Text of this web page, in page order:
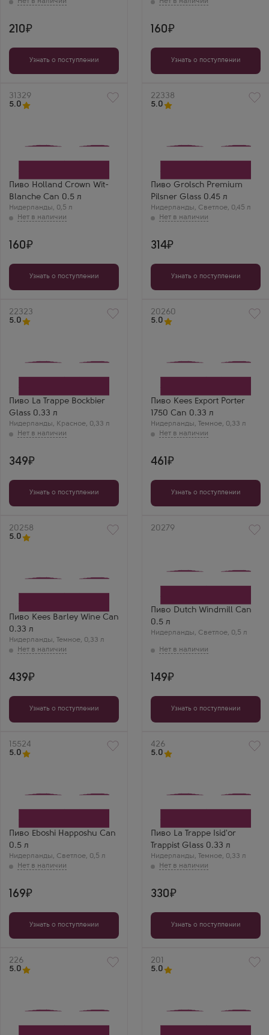
210
Узнать о поступлении
160
Узнать о поступлении
Артикул
31329
5.0
Пиво Holland Crown Wit-
Blanche Can 0.5 л
Нидерланды, 0,5 л
160
Узнать о поступлении
Артикул
22338
5.0
Пиво Grolsch Premium
Pilsner Glass 0.45 л
Нидерланды, Светлое, 0,45 л
314
Узнать о поступлении
Артикул
22323
5.0
Пиво La Trappe Bockbier
Glass 0.33 л
Нидерланды, Красное, 0,33 л
349
Узнать о поступлении
Артикул
20260
5.0
Пиво Kees Export Porter
1750 Can 0.33 л
Нидерланды, Темное, 0,33 л
461
Узнать о поступлении
Артикул
20258
5.0
Пиво Kees Barley Wine Can
0.33 л
Нидерланды, Темное, 0,33 л
439
Узнать о поступлении
Артикул
20279
Пиво Dutch Windmill Can
0.5 л
Нидерланды, Светлое, 0,5 л
149
Узнать о поступлении
Артикул
15524
5.0
Пиво Eboshi Happoshu Can
0.5 л
Нидерланды, Светлое, 0,5 л
169
Узнать о поступлении
Артикул
426
5.0
Пиво La Trappe Isid'or
Trappist Glass 0.33 л
Нидерланды, Темное, 0,33 л
330
Узнать о поступлении
Артикул
226
5.0
Артикул
201
5.0